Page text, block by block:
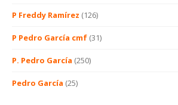
P Freddy Ramírez (126)
P Pedro García cmf (31)
P. Pedro García (250)
Pedro García (25)